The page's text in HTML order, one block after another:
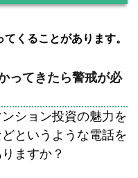
くることがあります。
ってきたら警戒が必
ション投資の魅力を
というような電話を
ますか？